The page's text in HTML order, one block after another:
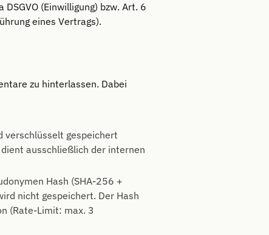
(Einwilligung) bzw. Art. 6
eines Vertrags).
zu hinterlassen. Dabei
gespeichert
ausschließlich der internen
Hash (SHA-256 +
nicht gespeichert. Der Hash
(Rate-Limit: max. 3